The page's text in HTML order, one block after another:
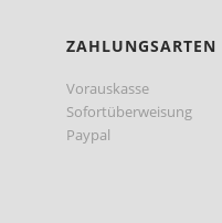
ZAHLUNGSARTEN
Vorauskasse
Sofortüberweisung
Paypal